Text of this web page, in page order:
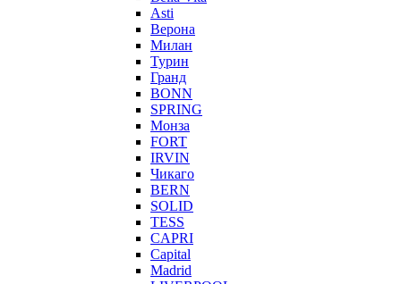
Asti
Верона
Милан
Турин
Гранд
BONN
SPRING
Монза
FORT
IRVIN
Чикаго
BERN
SOLID
TESS
CAPRI
Capital
Madrid